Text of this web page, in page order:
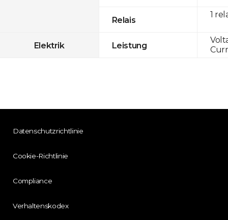
Relais
Elektrik Leistung
1
Datenschutzrichtlinie
Cookie-Richtlinie
Compliance
Verhaltenskodex